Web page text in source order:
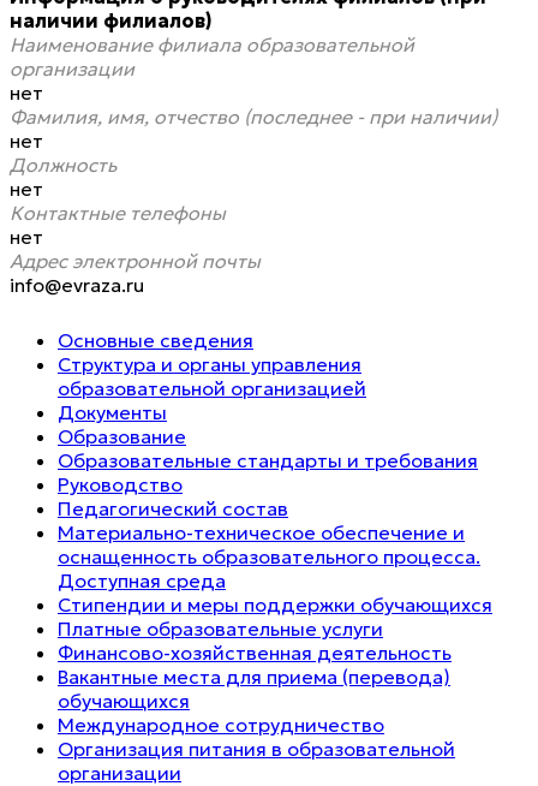
наличии филиалов)
Наименование филиала образовательной
организации
нет
Фамилия, имя, отчество (последнее - при наличии)
нет
Должность
нет
Контактные телефоны
нет
Адрес электронной почты
info@evraza.ru
Основные сведения
Структура и органы управления
образовательной организацией
Документы
Образование
Образовательные стандарты и требования
Руководство
Педагогический состав
Материально-техническое обеспечение и
оснащенность образовательного процесса.
Доступная среда
Стипендии и меры поддержки обучающихся
Платные образовательные услуги
Финансово-хозяйственная деятельность
Вакантные места для приема (перевода)
обучающихся
Международное сотрудничество
Организация питания в образовательной
организации